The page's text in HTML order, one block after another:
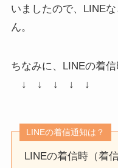
いましたので、LINE
ん。
ちなみに、LINEの着
↓ ↓ ↓ ↓ ↓
LINEの着信通知は？
LINEの着信時（着